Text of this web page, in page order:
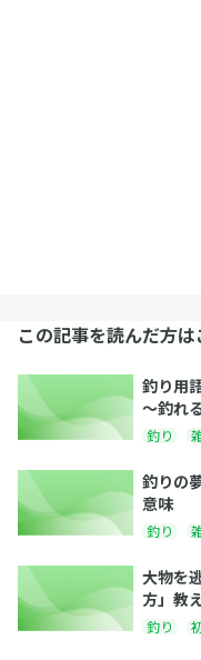
この記事を読んだ方
釣り用
～釣れ
釣り
釣りの
意味
釣り
大物を
方」教
釣り